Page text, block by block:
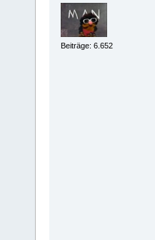
Beiträge: 6.652